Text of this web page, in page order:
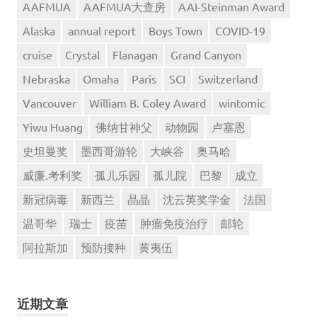
AAFMUA AAFMUA大查房
AAI-Steinman Award
Alaska
annual report Boys Town
COVID-19
cruise
Crystal Flanagan
Grand Canyon
Nebraska
Omaha Paris SCI
Switzerland
Vancouver
William B. Coley Award
wintomic
Yiwu Huang
佛纳甘神父 动物园
卢塞恩
史坦曼奖
墨西哥游轮 大峡谷
奥马哈
威廉.考利奖
孤儿乐园 孤儿院 巴黎
成立
新冠病毒
新西兰 晶晶 沈云英奖学金
法国
温哥华
瑞士 疫苗 肿瘤免疫治疗
邮轮
阿拉斯加
预防接种 黄夷伍
近期文章